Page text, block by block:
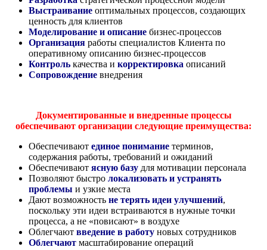
Выстраивание оптимальных процессов, создающих
ценность для клиентов
Моделирование и описание бизнес-процессов
Организация работы специалистов Клиента по
оперативному описанию бизнес-процессов
Контроль качества и корректировка описаний
Сопровождение внедрения
Документированные и внедренные процессы
обеспечивают организации следующие преимущества:
Обеспечивают единое понимание терминов,
содержания работы, требований и ожиданий
Обеспечивают ясную базу для мотивации персонала
Позволяют быстро локализовать и устранять
проблемы и узкие места
Дают возможность не терять идеи улучшений,
поскольку эти идеи встраиваются в нужные точки
процесса, а не «повисают» в воздухе
Облегчают введение в работу новых сотрудников
Облегчают масштабирование операций